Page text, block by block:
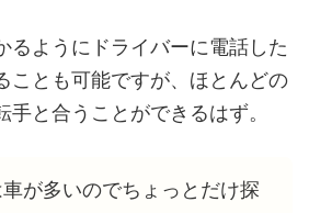
るようにドライバーに電話した
ことも可能ですが、ほとんどの
と合うことができるはず。
が多いのでちょっとだけ探